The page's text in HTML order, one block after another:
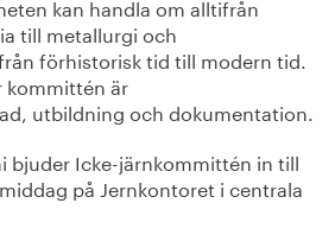
kan handla om alltifrån
till metallurgi och
förhistorisk tid till modern tid.
är
utbildning och dokumentation.
bjuder Icke-järnkommittén in till
på Jernkontoret i centrala